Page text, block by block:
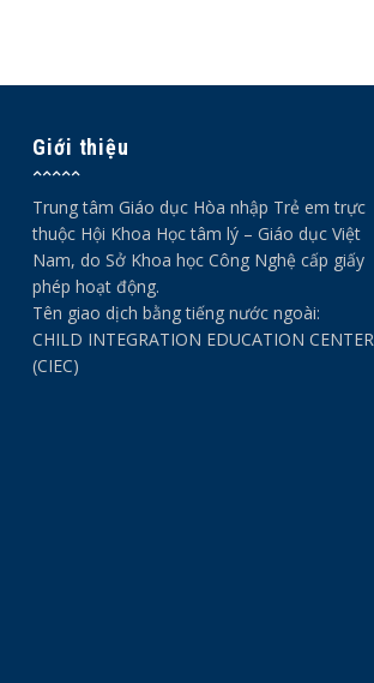
Giới thiệu
Trung tâm Giáo dục Hòa nhập Trẻ em trực
thuộc Hội Khoa Học tâm lý – Giáo dục Việt
Nam, do Sở Khoa học Công Nghệ cấp giấy
phép hoạt động.
Tên giao dịch bằng tiếng nước ngoài:
CHILD INTEGRATION EDUCATION CENTER
(CIEC)